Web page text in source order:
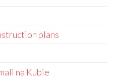
plans
na Kubie